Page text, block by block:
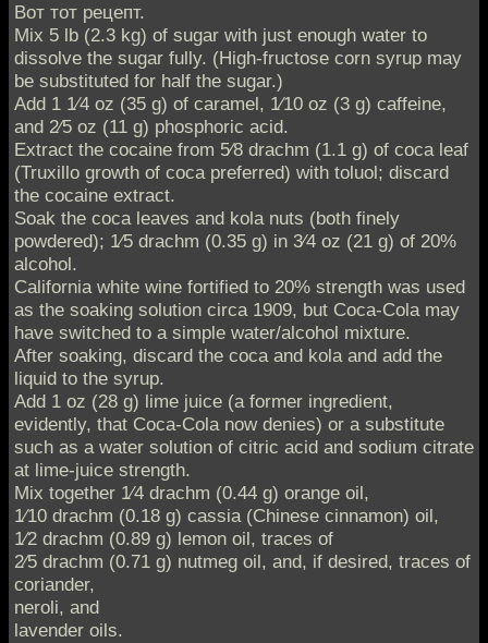
Вот тот рецепт.
Mix 5 lb (2.3 kg) of sugar with just enough water to
dissolve the sugar fully. (High-fructose corn syrup may
be substituted for half the sugar.)
Add 1 1⁄4 oz (35 g) of caramel, 1⁄10 oz (3 g) caffeine,
and 2⁄5 oz (11 g) phosphoric acid.
Extract the cocaine from 5⁄8 drachm (1.1 g) of coca leaf
(Truxillo growth of coca preferred) with toluol; discard
the cocaine extract.
Soak the coca leaves and kola nuts (both finely
powdered); 1⁄5 drachm (0.35 g) in 3⁄4 oz (21 g) of 20%
alcohol.
California white wine fortified to 20% strength was used
as the soaking solution circa 1909, but Coca-Cola may
have switched to a simple water/alcohol mixture.
After soaking, discard the coca and kola and add the
liquid to the syrup.
Add 1 oz (28 g) lime juice (a former ingredient,
evidently, that Coca-Cola now denies) or a substitute
such as a water solution of citric acid and sodium citrate
at lime-juice strength.
Mix together 1⁄4 drachm (0.44 g) orange oil,
1⁄10 drachm (0.18 g) cassia (Chinese cinnamon) oil,
1⁄2 drachm (0.89 g) lemon oil, traces of
2⁄5 drachm (0.71 g) nutmeg oil, and, if desired, traces of
coriander,
neroli, and
lavender oils.